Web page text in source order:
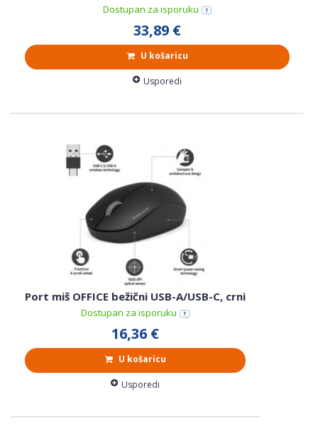
Dostupan za isporuku
33,89 €
U košaricu
Usporedi
Port miš OFFICE bežični USB-A/USB-C, crni
Dostupan za isporuku
16,36 €
U košaricu
Usporedi